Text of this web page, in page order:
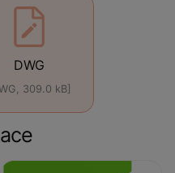
DWG
309.0 kB]